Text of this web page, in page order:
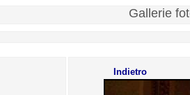
Gallerie
Indietro